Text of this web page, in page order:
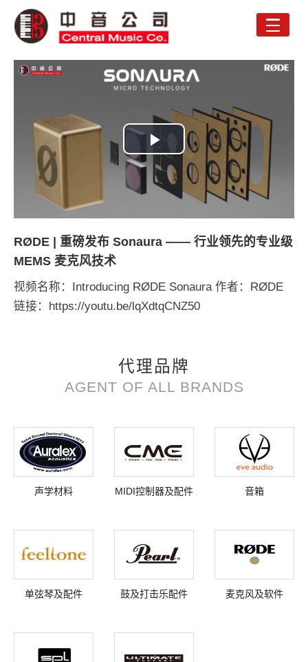
Toggle
Play
Video
RØDE | 重磅发布 Sonaura —— 行业领先的专业级
MEMS 麦克风技术
视频名称：Introducing RØDE Sonaura 作者：RØDE
链接：https://youtu.be/lqXdtqCNZ50
代理品牌
AGENT OF ALL BRANDS
声学材料 MIDI控制器及配件 音箱
单弦琴及配件 鼓及打击乐配件 麦克风及软件